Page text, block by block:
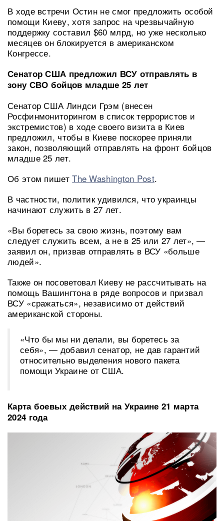
В ходе встречи Остин не смог предложить особой
помощи Киеву, хотя запрос на чрезвычайную
поддержку составил $60 млрд, но уже несколько
месяцев он блокируется в американском
Конгрессе.
Сенатор США предложил ВСУ отправлять в
зону СВО бойцов младше 25 лет
Сенатор США Линдси Грэм (внесен
Росфинмониторингом в список террористов и
экстремистов) в ходе своего визита в Киев
предложил, чтобы в Киеве поскорее приняли
закон, позволяющий отправлять на фронт бойцов
младше 25 лет.
Об этом пишетThe Washington Post.
В частности, политик удивился, что украинцы
начинают служить в 27 лет.
«Вы боретесь за свою жизнь, поэтому вам
следует служить всем, а не в 25 или 27 лет», —
заявил он, призвав отправлять в ВСУ «больше
людей».
Также он посоветовал Киеву не рассчитывать на
помощь Вашингтона в ряде вопросов и призвал
ВСУ «сражаться», независимо от действий
американской стороны.
«Что бы мы ни делали, вы боретесь за
себя», — добавил сенатор, не дав гарантий
относительно выделения нового пакета
помощи Украине от США.
Карта боевых действий на Украине 21 марта
2024 года